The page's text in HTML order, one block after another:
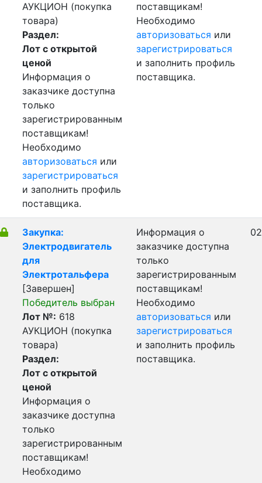
АУКЦИОН (покупка
товара)
Раздел:
Лот с открытой
ценой
Информация о
заказчике доступна
только
зарегистрированным
поставщикам!
Необходимо
авторизоваться или
зарегистрироваться
и заполнить профиль
поставщика.
поставщикам!
Необходимо
авторизоваться или
зарегистрироваться
и заполнить профиль
поставщика.
Закупка:
Электродвигатель
для
Электротальфера
[Завершен]
Победитель выбран
Лот №: 618
АУКЦИОН (покупка
товара)
Раздел:
Лот с открытой
ценой
Информация о
заказчике доступна
только
зарегистрированным
поставщикам!
Необходимо
Информация о
заказчике доступна
только
зарегистрированным
поставщикам!
Необходимо
авторизоваться или
зарегистрироваться
и заполнить профиль
поставщика.